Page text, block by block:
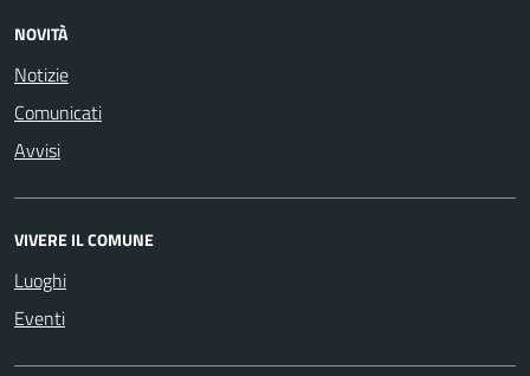
NOVITÀ
Notizie
Comunicati
Avvisi
VIVERE IL COMUNE
Luoghi
Eventi